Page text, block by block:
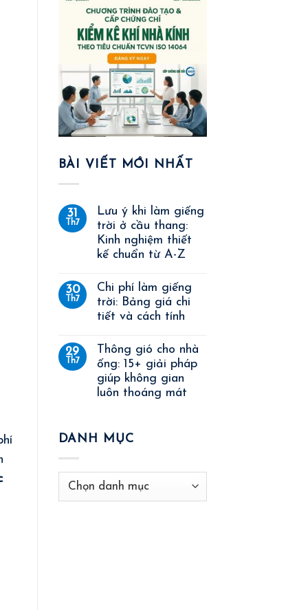
BÀI VIẾT MỚI NHẤT
31
Th7
Lưu ý khi làm giếng
trời ở cầu thang:
Kinh nghiệm thiết
kế chuẩn từ A-Z
30
Th7
Chi phí làm giếng
trời: Bảng giá chi
tiết và cách tính
29
Th7
Thông gió cho nhà
ống: 15+ giải pháp
giúp không gian
luôn thoáng mát
DANH MỤC
Danh